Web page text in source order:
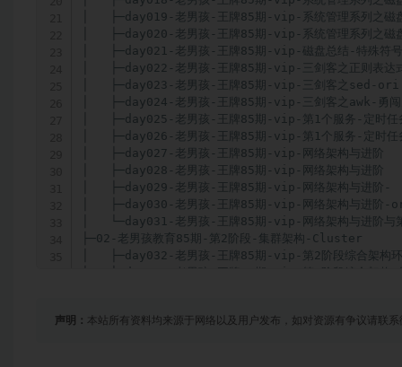
│   ├─day019-老男孩-王牌85期-vip-系统管理系列之磁
│   ├─day020-老男孩-王牌85期-vip-系统管理系列之磁
│   ├─day021-老男孩-王牌85期-vip-磁盘总结-特殊符
│   ├─day022-老男孩-王牌85期-vip-三剑客之正则表达
│   ├─day023-老男孩-王牌85期-vip-三剑客之sed-ori
│   ├─day024-老男孩-王牌85期-vip-三剑客之awk-勇
│   ├─day025-老男孩-王牌85期-vip-第1个服务-定时任
│   ├─day026-老男孩-王牌85期-vip-第1个服务-定时
│   ├─day027-老男孩-王牌85期-vip-网络架构与进阶
│   ├─day028-老男孩-王牌85期-vip-网络架构与进阶
│   ├─day029-老男孩-王牌85期-vip-网络架构与进阶-
│   ├─day030-老男孩-王牌85期-vip-网络架构与进阶-
│   └─day031-老男孩-王牌85期-vip-网络架构与进阶与
├─02-老男孩教育85期-第2阶段-集群架构-Cluster
│   ├─day032-老男孩-王牌85期-vip-第2阶段综合架构环
│   ├─day033-老男孩-王牌85期-vip-第2阶段综合架构-
│   ├─day036-老男孩-王牌85期-vip-第2阶段综合架构-
声明： 本站所有资料均来源于网络以及用户发布，如对资源有争议请联